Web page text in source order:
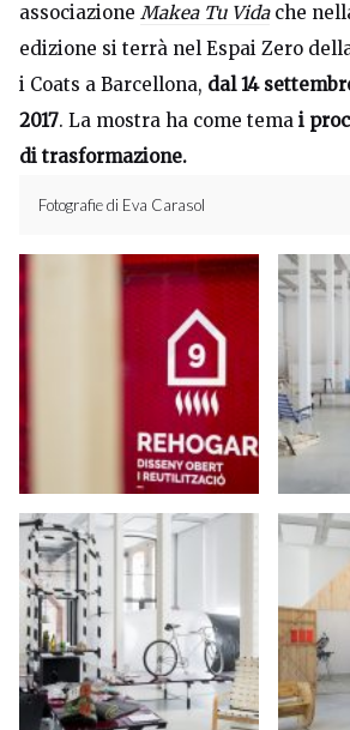
associazione Makea Tu Vidache
edizione si terrà nel Espai Zero
i Coats a Barcellona, dal 14
2017. La mostra ha come tema i
di trasformazione.
Fotografie di Eva Carasol